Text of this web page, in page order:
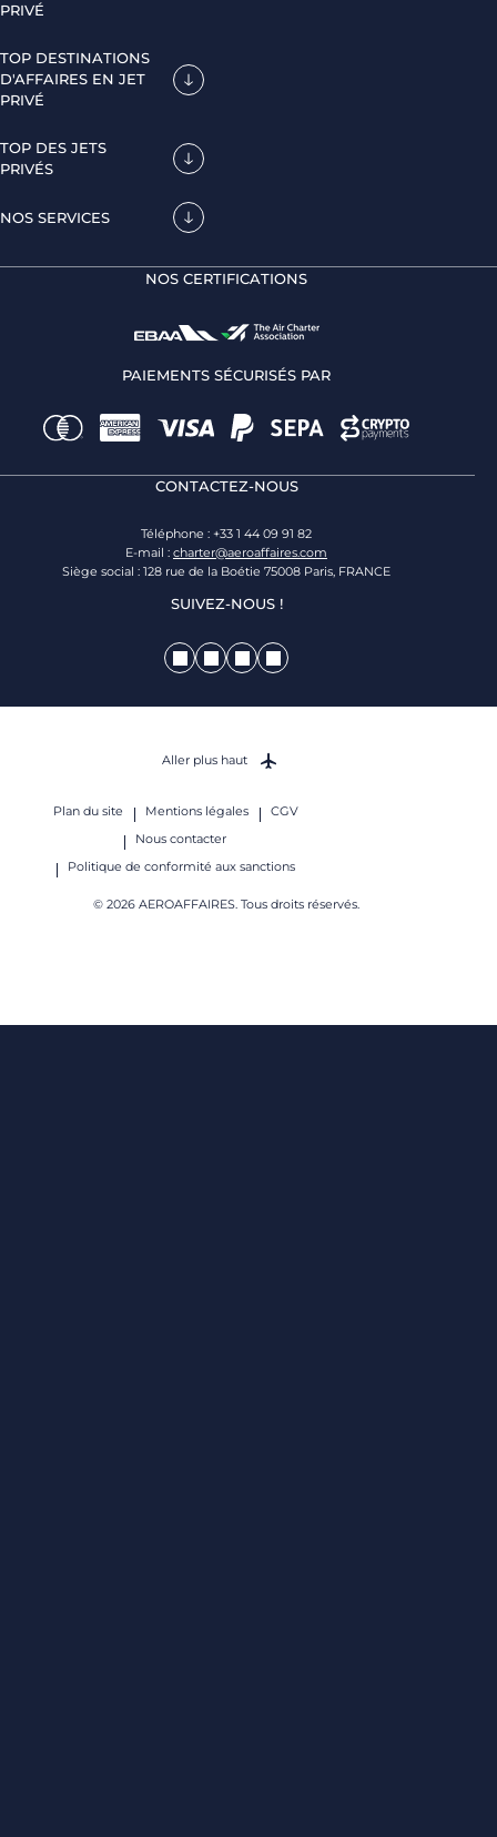
PRIVÉ
TOP DESTINATIONS
D'AFFAIRES EN JET
PRIVÉ
TOP DES JETS
PRIVÉS
NOS SERVICES
NOS CERTIFICATIONS
PAIEMENTS SÉCURISÉS PAR
CONTACTEZ-NOUS
Téléphone : +33 1 44 09 91 82
E-mail : charter@aeroaffaires.com
Siège social : 128 rue de la Boétie 75008 Paris, FRANCE
SUIVEZ-NOUS !
Plan du site Mentions légales
CGV
Nous contacter
Politique de conformité aux sanctions
© 2026 AEROAFFAIRES. Tous droits réservés.
Aller plus haut